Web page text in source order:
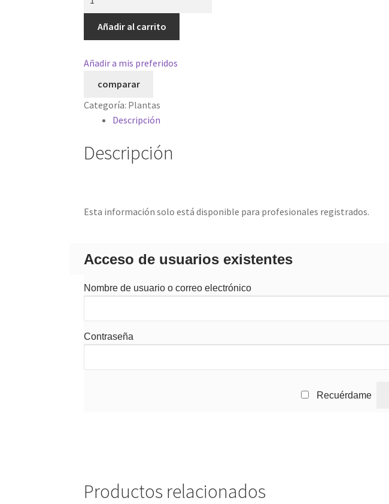
Añadir al carrito
Añadir a mis preferidos
comparar
Categoría: Plantas
Descripción
Descripción
Esta información solo está disponible para profesionales registrados.
Acceso de usuarios existentes
Nombre de usuario o correo electrónico
Contraseña
Recuérdame
Productos relacionados